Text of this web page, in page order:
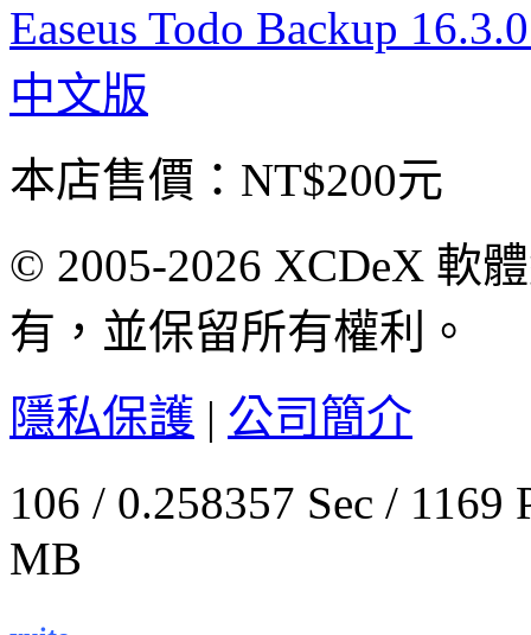
Easeus Todo Backup
中文版
本店售價： NT$200元
© 2005-2026 XCDeX 軟
有，並保留所有權利。
隱私保護 | 公司簡介
106 / 0.258357 Sec /
MB